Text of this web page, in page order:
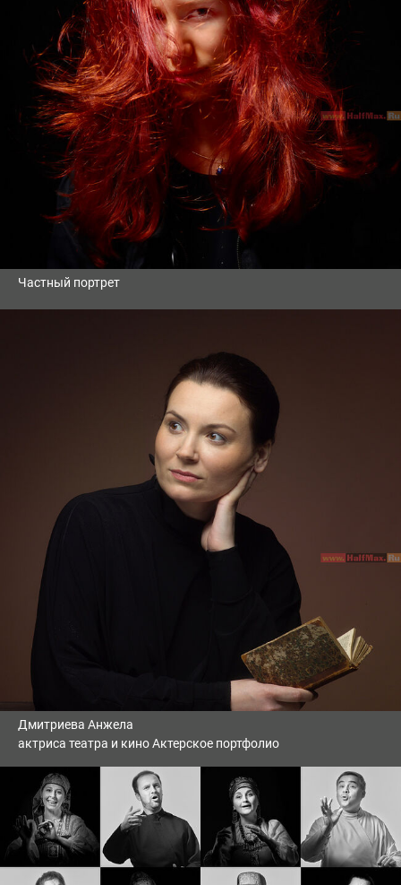
Частный портрет
Дмитриева Анжела
актриса театра и кино Актерское портфолио